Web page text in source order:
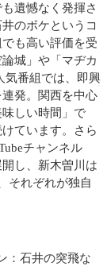
遺憾なく発揮さ
のボケというコ
も高い評価を受
城」や「マヂカ
気番組では、即興
発。関西を中心
しい時間」で
ています。さら
チャンネル
し、新木曽川は
それぞれが独自
：石井の突飛な